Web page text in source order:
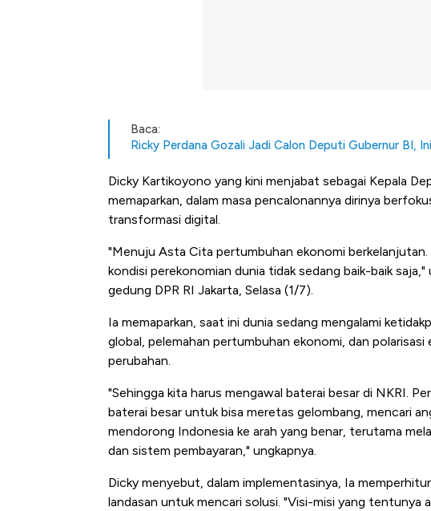
Baca:
Ricky Perdana Gozali Jadi Calon Deputi Gubernur BI,
Dicky Kartikoyono yang kini menjabat sebagai Kepala
memaparkan, dalam masa pencalonannya dirinya
transformasi digital.
"Menuju Asta Cita pertumbuhan ekonomi
kondisi perekonomian dunia tidak sedang baik-baik
gedung DPR RI Jakarta, Selasa (1/7).
Ia memaparkan, saat ini dunia sedang mengalami
global, pelemahan pertumbuhan ekonomi, dan
perubahan.
"Sehingga kita harus mengawal baterai besar di NKRI.
baterai besar untuk bisa meretas gelombang, mencari
mendorong Indonesia ke arah yang benar, terutama
dan sistem pembayaran," ungkapnya.
Dicky menyebut, dalam implementasinya, Ia
landasan untuk mencari solusi. "Visi-misi yang tentunya
Bangkit dari Kubur! Bisnis Furniture &
Alas Kaki Tumbuh Double Digit